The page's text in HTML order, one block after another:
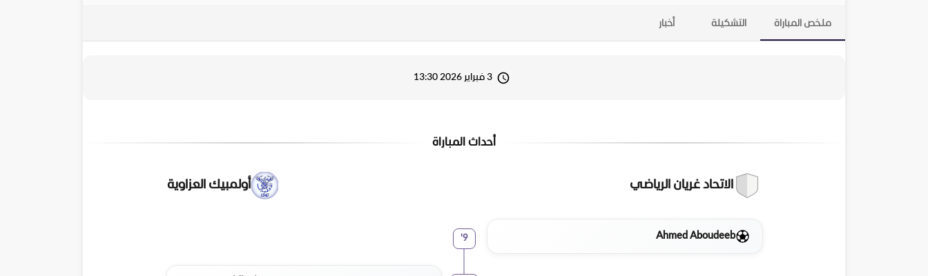
ملخص المباراة التشكيلة أخبار
3 فبراير 2026 13:30
أحداث المباراة
الاتحاد غريان الرياضي أولمبيك العزاوية
Ahmed Aboudeeb
9
'